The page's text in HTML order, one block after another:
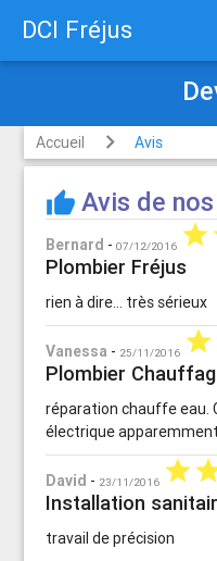
DCI Fréjus
Accueil Avis
thumb_up Avis de
Bernard -07/12/2016 star
Plombier Fréjus
rien à dire… très sérieux
Vanessa - 25/11/2016 star
Plombier
réparation chauffe eau.
électrique
David - 23/11/2016 star
Installation
travail de précision